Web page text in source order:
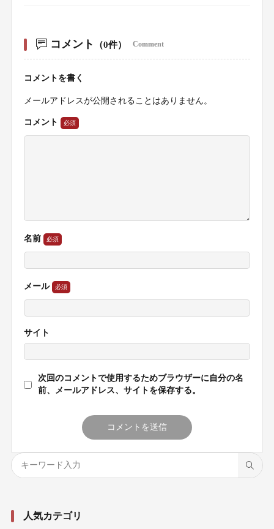
コメント （0件） Comment
コメントを書く
メールアドレスが公開されることはありません。
コメント
名前
メール
サイト
次回のコメントで使用するためブラウザーに自分の名
前、メールアドレス、サイトを保存する。
人気カテゴリ